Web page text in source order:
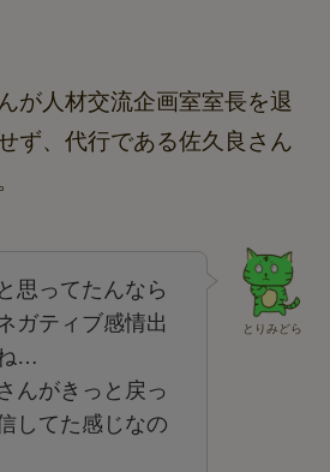
が人材交流企画室室長を退
ず、代行である佐久良さん
とりみどら
思ってたんなら
ガティブ感情出
…
んがきっと戻っ
してた感じなの